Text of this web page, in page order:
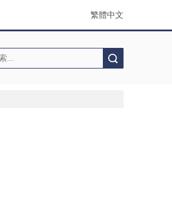
繁體中文